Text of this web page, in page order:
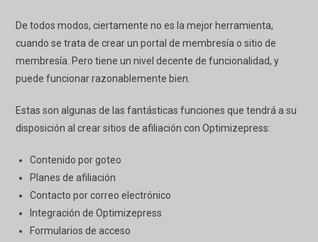
De todos modos, ciertamente no es la mejor herramienta,
cuando se trata de crear un portal de membresía o sitio de
membresía. Pero tiene un nivel decente de funcionalidad, y
puede funcionar razonablemente bien.
Estas son algunas de las fantásticas funciones que tendrá a su
disposición al crear sitios de afiliación conOptimizepress:
Contenido por goteo
Planes de afiliación
Contacto por correo electrónico
Integración de Optimizepress
Formularios de acceso